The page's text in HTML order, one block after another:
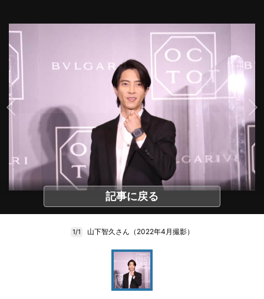
記事に戻る
1/1 山下智久さん（2022年4月撮影）